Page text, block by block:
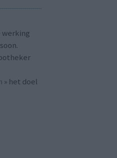
werking
» het doel